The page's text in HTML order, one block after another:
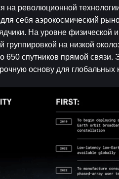
на революционной
себя аэрокосмический
На уровне физической
группировкой на низкой
650 спутников прямой
основу для глобальных